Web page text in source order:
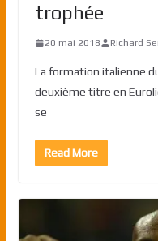
trophée
20 mai 2018 Richard
La formation italienne
deuxième titre en
se
Read More